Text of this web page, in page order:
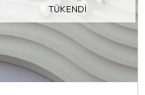
TÜKENDI